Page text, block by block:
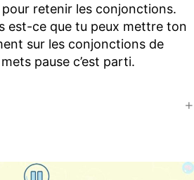
retenir les conjonctions.
est-ce que tu peux mettre ton
sur les conjonctions de
pause c’est parti.